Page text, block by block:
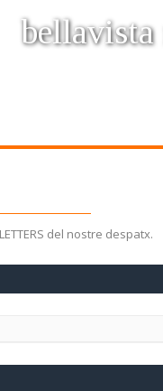
del nostre despatx.